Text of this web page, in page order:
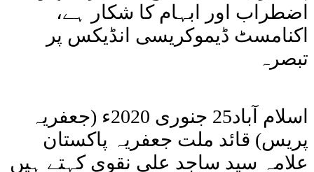
اضطراب اور ابہام کا شکار ہے،
اکنامسٹ ڈیموکریسی انڈیکس پر
تبصرہ
اسلام آباد25 جنوری 2020ء (جعفریہ
پریس) قائد ملت جعفریہ پاکستان
علامہ سید ساجد علی نقوی کہتے ہیں